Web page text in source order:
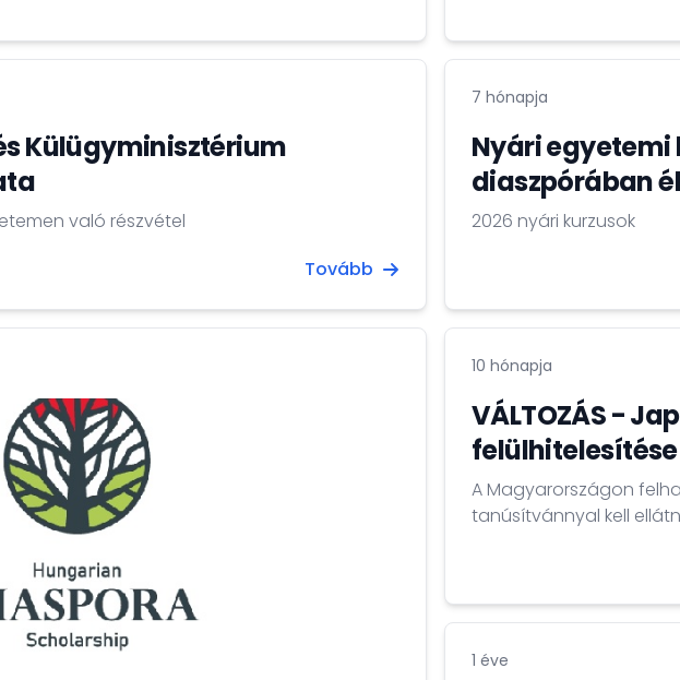
Külügyminisztérium
való részvétel
Tovább
7 hónapja
Nyári egyetemi
diaszpórában
2026 nyári kurzusok
10 hónapja
VÁLTOZÁS -
felülhitelesítése
A Magyarországon
tanúsítvánnyal kell
1 éve